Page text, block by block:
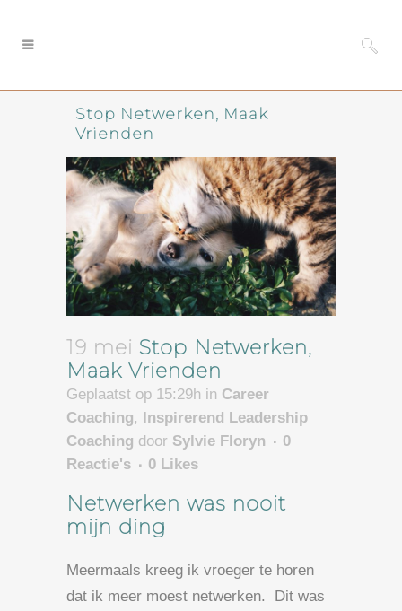
Stop Netwerken, Maak
Vrienden
19 mei Stop Netwerken,
Maak Vrienden
Geplaatst op 15:29h in Career
Coaching, Inspirerend Leadership
Coaching door Sylvie Floryn
0
Reactie's
0 Likes
Netwerken was nooit
mijn ding
Meermaals kreeg ik vroeger te horen
dat ik meer moest netwerken. Dit was